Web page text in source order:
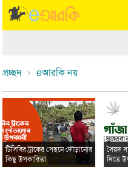
প্রচ্ছদ eআরকি নয়
টিসিবির ট্রাকের পেছনে দৌড়ানোর
কিছু উপকারিতা
সৈয়দ
দিতে